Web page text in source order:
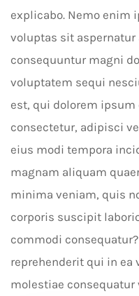
explicabo. Nemo enim
voluptas sit
consequuntur magni
voluptatem sequi
est, qui dolorem
consectetur, adipisci
eius modi tempora
magnam aliquam
minima veniam, quis
corporis suscipit
commodi
reprehenderit qui in
molestiae